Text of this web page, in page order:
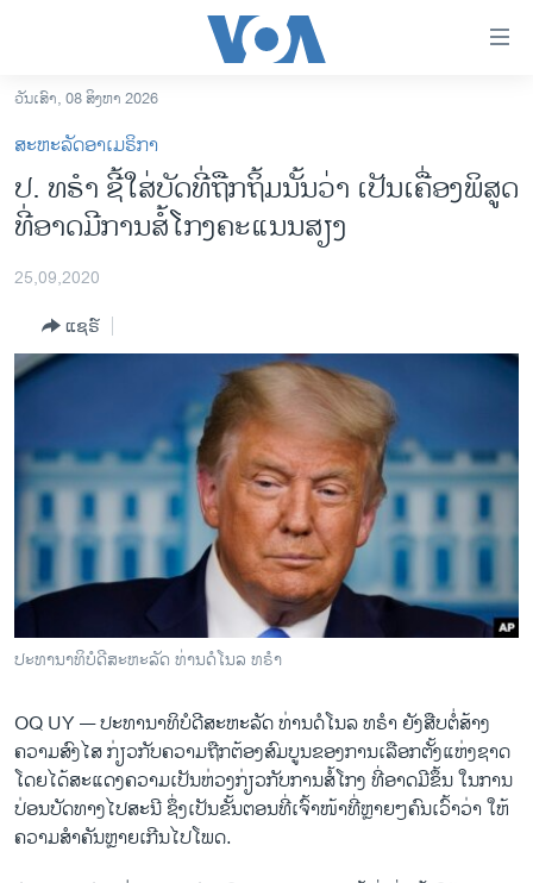
ເຂົ້າ
ຫາ
ຂ້າມ
ຂ້າມ
ຫາ
ອາເມຣິກາ
ການເລືອກຕັ້ງ ປະທານາທີບໍດີ ສະຫະລັດ 2024
ຂ່າວ​ຈີນ
ໂລກ
ເອເຊຍ
ອິດສະຫຼະພາບດ້ານການຂ່າວ
ຊີວິດຊາວລາວ
ຊຸມຊົນຊາວລາວ
ວິທະຍາສາດ-ເທັກໂນໂລຈີ
ທຸລະກິດ
ພາສາອັງກິດ
ສຽງ
ລາຍການກະຈາຍສຽງ
ລາຍງານ
ຕິດຕາມພວກເຮົາ ທີ່
ວັນເສົາ, 08 ສິງຫາ 2026
ສະຫະລັດອາເມຣິກາ
ປ. ທຣຳ ຊີ້ໃສ່ບັດທີ່ຖືກຖິ້ມນັ້ນວ່າ ເປັນເຄື່ອງພິສູດ
ທີ່ອາດມີການສໍ້ໂກງຄະແນນສຽງ
25,09,2020
ແຊຣ໌
ປະທານາທິບໍດີສະຫະລັດ ທ່ານດໍໂນລ ທຣຳ
OQ UY —ປະທານາທິບໍດີສະຫະລັດ ທ່ານດໍໂນລ ທຣຳ ຍັງສືບຕໍ່ສ້າງ
ຄວາມສົງໄສ ກ່ຽວກັບຄວາມຖືກຕ້ອງສົມບູນຂອງການເລືອກຕັ້ງແຫ່ງຊາດ
ໂດຍໄດ້ສະແດງຄວາມເປັນຫ່ວງກ່ຽວກັບການສໍ້ໂກງ ທີ່ອາດມີຂຶ້ນ ໃນການ
ປ່ອນບັດທາງໄປສະນີ ຊຶ່ງເປັນຂັ້ນຕອນທີ່ເຈົ້າໜ້າທີ່ຫຼາຍໆຄົນເວົ້າວ່າ ໃຫ້
ຄວາມສຳຄັນຫຼາຍເກີນໄປໂພດ.